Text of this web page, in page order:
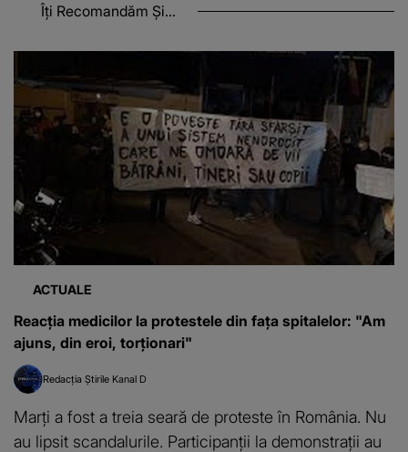
Îți Recomandăm Și...
ACTUALE
Reacția medicilor la protestele din fața spitalelor: "Am
ajuns, din eroi, torționari"
Redacția Știrile Kanal D
Marți a fost a treia seară de proteste în România. Nu
au lipsit scandalurile. Participanții la demonstrații au